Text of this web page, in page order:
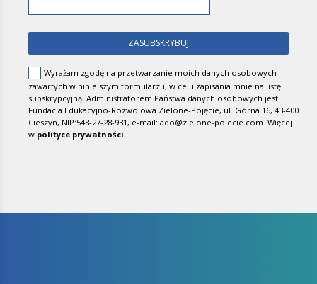
Wyrażam zgodę na przetwarzanie moich danych osobowych
zawartych w niniejszym formularzu, w celu zapisania mnie na listę
subskrypcyjną. Administratorem Państwa danych osobowych jest
Fundacja Edukacyjno-Rozwojowa Zielone-Pojęcie, ul. Górna 16, 43-400
Cieszyn, NIP:548-27-28-931, e-mail: ado@zielone-pojecie.com. Więcej
w polityce prywatności.